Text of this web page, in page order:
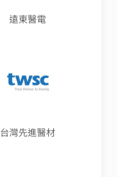
遠東醫電
台灣先進醫材